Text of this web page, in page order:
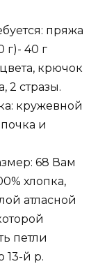
пряжа
г)- 40 г
крючок
2 стразы.
кружевной
и
68 Вам
хлопка,
атласной
петли
13-й р.